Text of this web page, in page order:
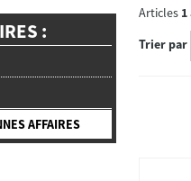
:
AFFAIRES
Articles 1
Trier par